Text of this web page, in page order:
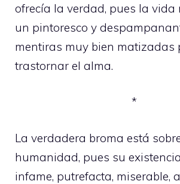
ofrecía la verdad, pues la vida
un pintoresco y
mentiras muy bien matizadas
trastornar el alma.
*
La verdadera broma está
humanidad, pues su
infame, putrefacta, miserable,